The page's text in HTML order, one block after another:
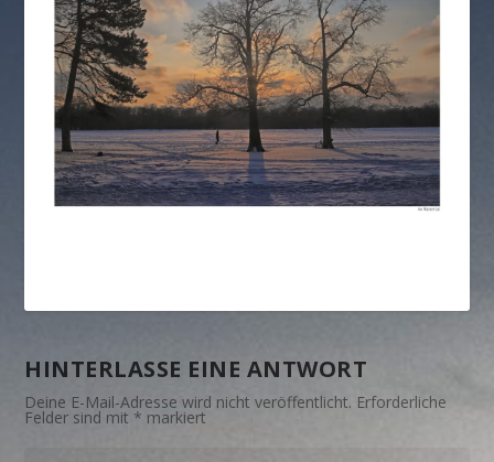
HINTERLASSE EINE ANTWORT
Deine E-Mail-Adresse wird nicht veröffentlicht. Erforderliche
Felder sind mit * markiert